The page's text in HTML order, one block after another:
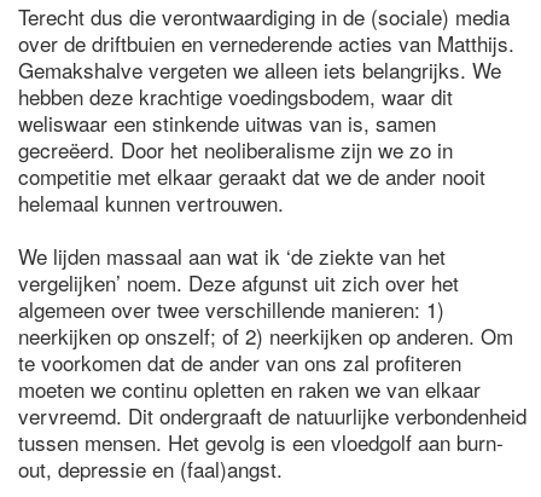
Terecht dus die verontwaardiging in de (sociale) media
over de driftbuien en vernederende acties van Matthijs.
Gemakshalve vergeten we alleen iets belangrijks. We
hebben deze krachtige voedingsbodem, waar dit
weliswaar een stinkende uitwas van is, samen
gecreëerd. Door het neoliberalisme zijn we zo in
competitie met elkaar geraakt dat we de ander nooit
helemaal kunnen vertrouwen.
We lijden massaal aan wat ik ‘de ziekte van het
vergelijken’ noem. Deze afgunst uit zich over het
algemeen over twee verschillende manieren: 1)
neerkijken op onszelf; of 2) neerkijken op anderen. Om
te voorkomen dat de ander van ons zal profiteren
moeten we continu opletten en raken we van elkaar
vervreemd. Dit ondergraaft de natuurlijke verbondenheid
tussen mensen. Het gevolg is een vloedgolf aan burn-
out, depressie en (faal)angst.